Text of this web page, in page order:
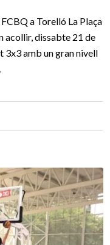
a Torelló La Plaça
acollir, dissabte 21 de
3x3 amb un gran nivell